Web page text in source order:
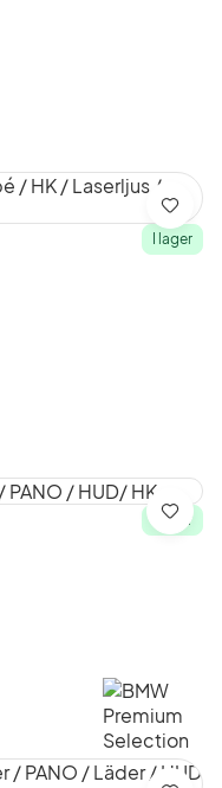
I lager
Spara
I lager
Spara